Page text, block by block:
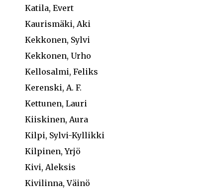
Katila, Evert
Kaurismäki, Aki
Kekkonen, Sylvi
Kekkonen, Urho
Kellosalmi, Feliks
Kerenski, A. F.
Kettunen, Lauri
Kiiskinen, Aura
Kilpi, Sylvi-Kyllikki
Kilpinen, Yrjö
Kivi, Aleksis
Kivilinna, Väinö